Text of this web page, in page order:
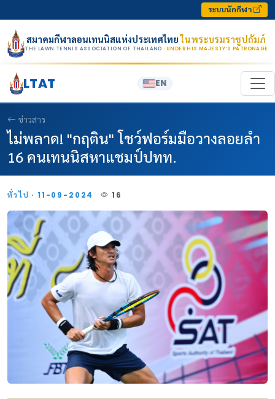
ระบบนักกีฬา
สมาคมกีฬาลอนเทนนิสแห่งประเทศไทยในพระบรมราชูปถัมภ์
THE LAWN TENNIS ASSOCIATION OF THAILAND · UNDER HIS MAJESTY’S PATRONAGE
LTAT EN
ข่าวสาร
ไม่พลาด! "กฤติน" โชว์ฟอร์มมือวางลอยลำ
16 คนเทนนิสหาแชมป์ปทท.
ทั่วไป · 11-09-2024 16